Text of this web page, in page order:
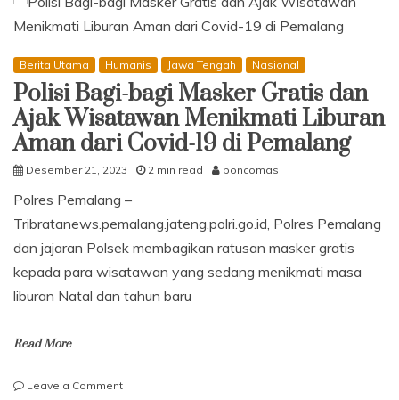
Berita Utama Humanis Jawa Tengah Nasional
Polisi Bagi-bagi Masker Gratis dan
Ajak Wisatawan Menikmati Liburan
Aman dari Covid-19 di Pemalang
Desember 21, 2023 2 min read poncomas
Polres Pemalang –
Tribratanews.pemalang.jateng.polri.go.id, Polres Pemalang
dan jajaran Polsek membagikan ratusan masker gratis
kepada para wisatawan yang sedang menikmati masa
liburan Natal dan tahun baru
Read More
Leave a Commenton